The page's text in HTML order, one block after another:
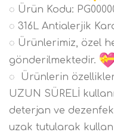
◌ Ürün Kodu:
◌ 316L Antialerjik
◌ Ürünlerimiz, özel
gönderilmektedir.
◌ Ürünlerin
UZUN SÜRELİ
deterjan ve
uzak tutularak